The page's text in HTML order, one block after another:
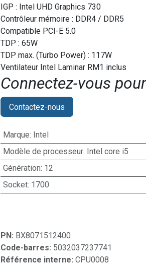
IGP : Intel UHD Graphics 730
Contrôleur mémoire : DDR4 / DDR5
Compatible PCI-E 5.0
TDP : 65W
TDP max. (Turbo Power) : 117W
Ventilateur Intel Laminar RM1 inclus
Connectez-vous
Contactez-nous
Marque: Intel
Modèle de processeur: Intel core i5
Génération: 12
Socket: 1700
PN: BX8071512400
Code-barres: 5032037237741
Référence interne: CPU0008